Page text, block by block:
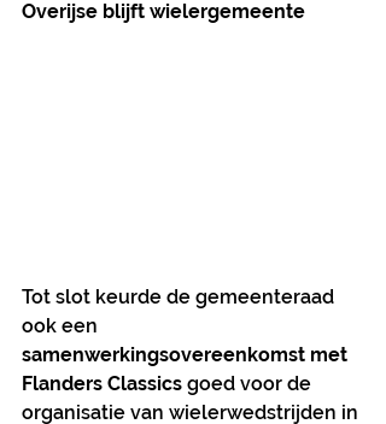
Overijse blijft wielergemeente
Tot slot keurde de gemeenteraad
ook een
samenwerkingsovereenkomst met
Flanders Classics goed voor de
organisatie van wielerwedstrijden in